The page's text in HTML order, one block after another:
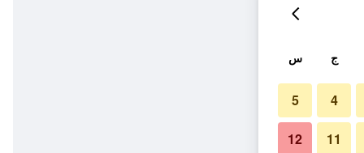
ج س
4
5
11
12